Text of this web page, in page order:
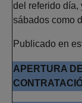
del referido día,
sábados como
Publicado en
APERTURA